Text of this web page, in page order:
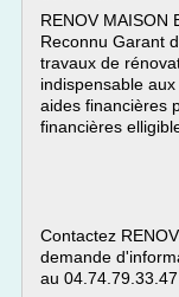
RENOV MAISON
Reconnu Garant
travaux de
indispensable
aides financières
financières
Contactez
demande
au 04.74.79.33.47